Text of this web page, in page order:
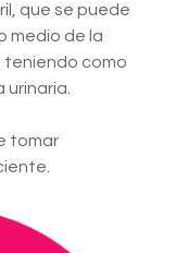
que se puede
medio de la
teniendo como
urinaria.
tomar